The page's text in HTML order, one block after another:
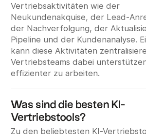
Vertriebsaktivitäten wie der
Neukundenakquise, der Lead-
der Nachverfolgung, der
Pipeline und der Kundenanalyse.
kann diese Aktivitäten
Vertriebsteams dabei
effizienter zu arbeiten.
Was sind die besten KI-
Vertriebstools?
Zu den beliebtesten KI-